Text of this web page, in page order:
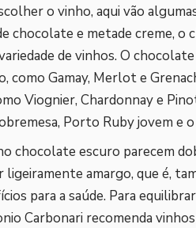
o vinho, aqui vão
chocolate e metade creme, o
de vinhos. O
Gamay, Merlot e
Viognier, Chardonnay e
Porto Ruby jovem e
chocolate escuro parecem
amargo, que é,
para a saúde. Para
Carbonari recomenda